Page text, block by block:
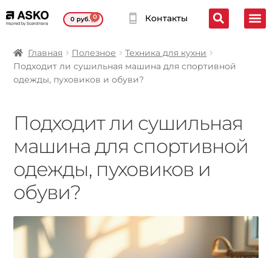
0руб. 0 Контакты
Главная Полезное
Техника для кухни
Подходит ли сушильная машина для спортивной
одежды, пуховиков и обуви?
Подходит ли сушильная
машина для спортивной
одежды, пуховиков и
обуви?